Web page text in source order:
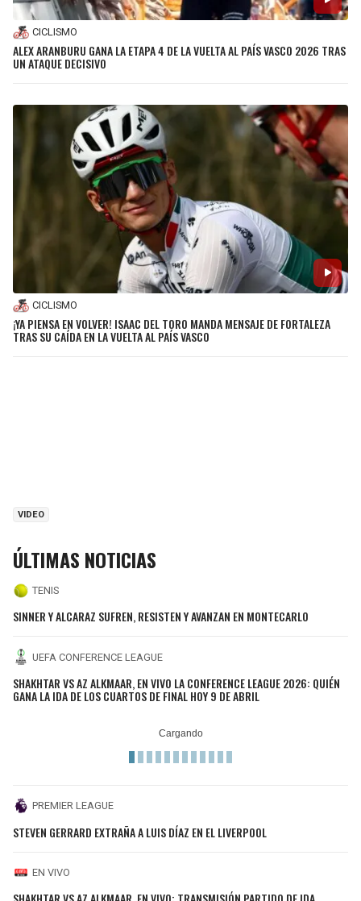
CICLISMO
ALEX ARANBURU GANA LA ETAPA 4 DE LA VUELTA AL PAÍS VASCO 2026 TRAS
UN ATAQUE DECISIVO
CICLISMO
¡YA PIENSA EN VOLVER! ISAAC DEL TORO MANDA MENSAJE DE FORTALEZA
TRAS SU CAÍDA EN LA VUELTA AL PAÍS VASCO
VIDEO
ÚLTIMAS NOTICIAS
TENIS
SINNER Y ALCARAZ SUFREN, RESISTEN Y AVANZAN EN MONTECARLO
UEFA CONFERENCE LEAGUE
SHAKHTAR VS AZ ALKMAAR, EN VIVO LA CONFERENCE LEAGUE 2026: QUIÉN
GANA LA IDA DE LOS CUARTOS DE FINAL HOY 9 DE ABRIL
PREMIER LEAGUE
STEVEN GERRARD EXTRAÑA A LUIS DÍAZ EN EL LIVERPOOL
EN VIVO